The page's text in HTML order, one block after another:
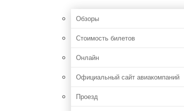
Обзоры
Стоимость билетов
Онлайн
Официальный сайт авиакомпаний
Проезд